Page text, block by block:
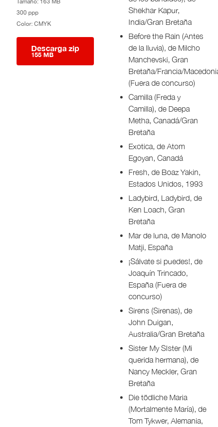
300 ppp
Color: CMYK
Descarga zip
155 MB
Shekhar Kapur,
India/Gran Bretaña
Before the Rain (Antes
de la lluvia), de Milcho
Manchevski, Gran
Bretaña/Francia/
(Fuera de concurso)
Camilla (Freda y
Camilla), de Deepa
Metha, Canadá/Gran
Bretaña
Exotica, de Atom
Egoyan, Canadá
Fresh, de Boaz Yakin,
Estados Unidos, 1993
Ladybird, Ladybird, de
Ken Loach, Gran
Bretaña
Mar de luna, de Manolo
Matji, España
¡Sálvate si puedes!, de
Joaquín Trincado,
España (Fuera de
concurso)
Sirens (Sirenas), de
John Duigan,
Australia/Gran Bretaña
Sister My SIster (Mi
querida hermana), de
Nancy Meckler, Gran
Bretaña
Die tödliche Maria
(Mortalmente María), de
Tom Tykwer, Alemania,